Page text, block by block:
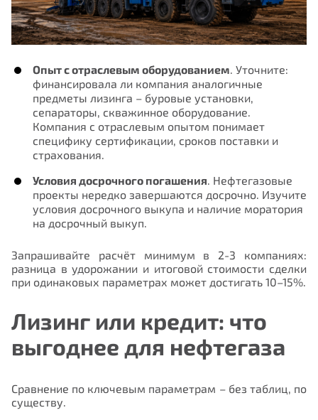
Опыт с отраслевым оборудованием. Уточните:
финансировала ли компания аналогичные
предметы лизинга – буровые установки,
сепараторы, скважинное оборудование.
Компания с отраслевым опытом понимает
специфику сертификации, сроков поставки и
страхования.
Условия досрочного погашения. Нефтегазовые
проекты нередко завершаются досрочно. Изучите
условия досрочного выкупа и наличие моратория
на досрочный выкуп.
Запрашивайте расчёт минимум в 2-3 компаниях:
разница в удорожании и итоговой стоимости сделки
при одинаковых параметрах может достигать 10–15%.
Лизинг или кредит: что
выгоднее для нефтегаза
Сравнение по ключевым параметрам – без таблиц, по
существу.
Нам важно Ваше мнение. Здесь Вы
совершенствовании работы сайта
Отправить